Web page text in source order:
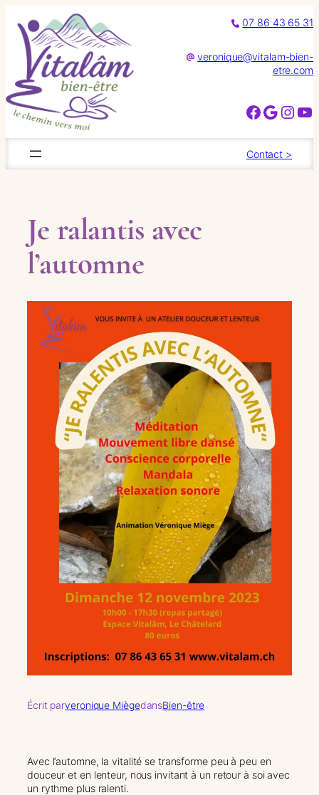
contenu
07 86 43 65 31
veronique@vitalam-bien-
etre.com
Facebook Google Instagram YouTube
Contact >
Je ralantis avec
l’automne
Écrit parveronique MiègedansBien-être
Avec l’automne, la vitalité se transforme peu à peu en
douceur et en lenteur, nous invitant à un retour à soi avec
un rythme plus ralenti.